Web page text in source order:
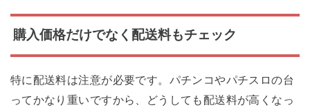
購入価格だけでなく配送料もチェック
特に配送料は注意が必要です。パチンコやパチスロの台
ってかなり重いですから、どうしても配送料が高くなっ